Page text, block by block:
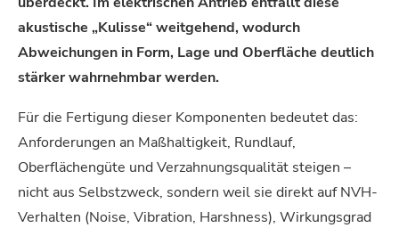
akustische „Kulisse“ weitgehend, wodurch
Abweichungen in Form, Lage und Oberfläche deutlich
stärker wahrnehmbar werden.
Für die Fertigung dieser Komponenten bedeutet das:
Anforderungen an Maßhaltigkeit, Rundlauf,
Oberflächengüte und Verzahnungsqualität steigen –
nicht aus Selbstzweck, sondern weil sie direkt auf NVH-
Verhalten (Noise, Vibration, Harshness), Wirkungsgrad